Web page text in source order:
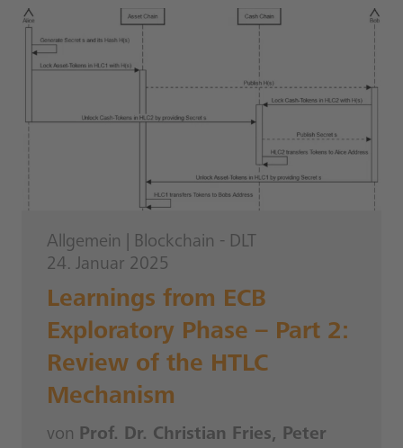
Allgemein
Blockchain - DLT
24. Januar 2025
Learnings from ECB
Exploratory Phase – Part 2:
Review of the HTLC
Mechanism
von Prof. Dr. Christian Fries, Peter